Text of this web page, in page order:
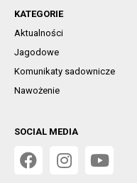
KATEGORIE
Aktualności
Jagodowe
Komunikaty sadownicze
Nawożenie
SOCIAL MEDIA